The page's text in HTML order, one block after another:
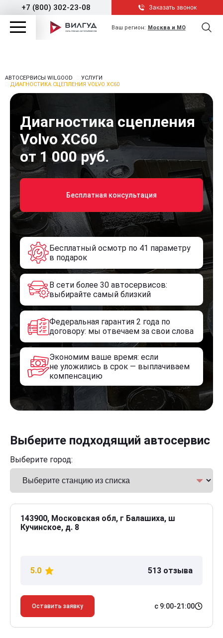
+7 (800) 302-23-08 Заказать звонок
Ваш регион: Москва и МО
АВТОСЕРВИСЫ WILGOOD
УСЛУГИ
ДИАГНОСТИКА СЦЕПЛЕНИЯ VOLVO XC60
Диагностика сцепления
Volvo XC60
от 1 000 руб.
Бесплатная консультация
Бесплатный осмотр по 41 параметру
в подарок
В сети более 30 автосервисов:
выбирайте самый близкий
Федеральная гарантия 2 года по
договору: мы отвечаем за свои слова
Экономим ваше время: если
не уложились в срок — выплачиваем
компенсацию
Выберите подходящий автосервис
Выберите город:
143900, Московская обл, г Балашиха, ш
Кучинское, д. 8
5.0 513 отзыва
Оставить заявку с 9:00-21:00